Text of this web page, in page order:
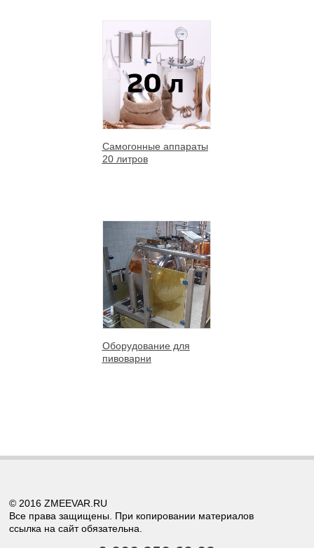
Самогонные аппараты
20 литров
Оборудование для
пивоварни
© 2016 ZMEEVAR.RU
Все права защищены. При копировании материалов
ссылка на сайт обязательна.